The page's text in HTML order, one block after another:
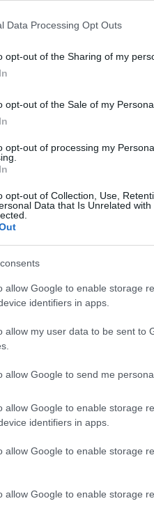
Data Processing Opt Outs
opt-out of the Sharing of my
opt-out of the Sale of my
opt-out of processing my
opt-out of Collection, Use,
Data that Is Unrelated
allow Google to enable storage
identifiers in apps.
allow my user data to be sent to
allow Google to send me
allow Google to enable storage
identifiers in apps.
allow Google to enable storage
allow Google to enable storage
ai combattenti
Azot
2026
Tekne agli
Stato
quando
riconosce